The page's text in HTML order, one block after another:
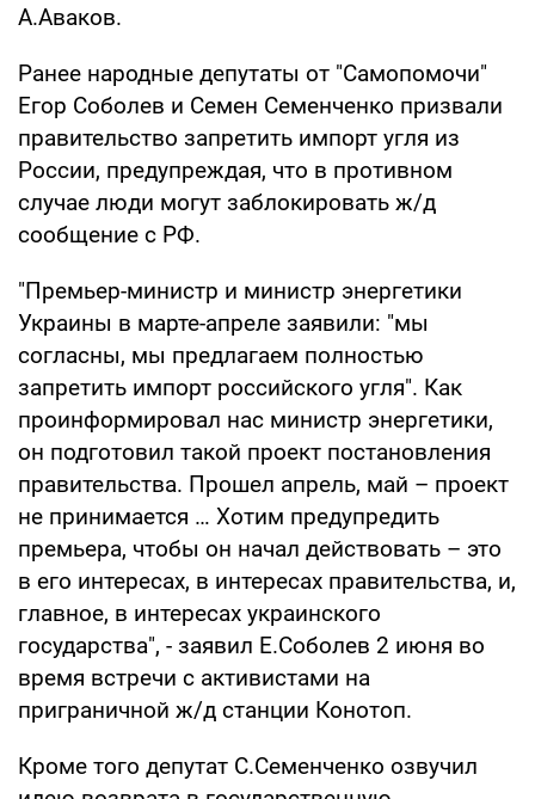
А.Аваков.
Ранее народные депутаты от "Самопомочи"
Егор Соболев и Семен Семенченко призвали
правительство запретить импорт угля из
России, предупреждая, что в противном
случае люди могут заблокировать ж/д
сообщение с РФ.
"Премьер-министр и министр энергетики
Украины в марте-апреле заявили: "мы
согласны, мы предлагаем полностью
запретить импорт российского угля". Как
проинформировал нас министр энергетики,
он подготовил такой проект постановления
правительства. Прошел апрель, май – проект
не принимается … Хотим предупредить
премьера, чтобы он начал действовать – это
в его интересах, в интересах правительства, и,
главное, в интересах украинского
государства", - заявил Е.Соболев 2 июня во
время встречи с активистами на
приграничной ж/д станции Конотоп.
Кроме того депутат С.Семенченко озвучил